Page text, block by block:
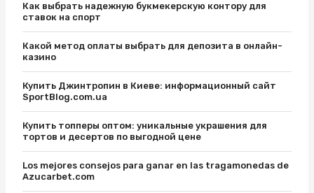
Как выбрать надежную букмекерскую контору для
ставок на спорт
Какой метод оплаты выбрать для депозита в онлайн-
казино
Купить Джинтропин в Киеве: информационный сайт
SportBlog.com.ua
Купить топперы оптом: уникальные украшения для
тортов и десертов по выгодной цене
Los mejores consejos para ganar en las tragamonedas de
Azucarbet.com